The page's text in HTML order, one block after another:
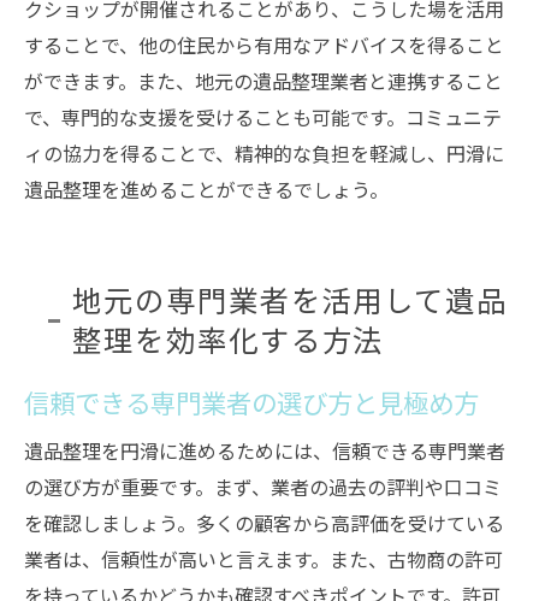
クショップが開催されることがあり、こうした場を活用
することで、他の住民から有用なアドバイスを得ること
ができます。また、地元の遺品整理業者と連携すること
で、専門的な支援を受けることも可能です。コミュニテ
ィの協力を得ることで、精神的な負担を軽減し、円滑に
遺品整理を進めることができるでしょう。
地元の専門業者を活用して遺品
整理を効率化する方法
信頼できる専門業者の選び方と見極め方
遺品整理を円滑に進めるためには、信頼できる専門業者
の選び方が重要です。まず、業者の過去の評判や口コミ
を確認しましょう。多くの顧客から高評価を受けている
業者は、信頼性が高いと言えます。また、古物商の許可
を持っているかどうかも確認すべきポイントです。許可